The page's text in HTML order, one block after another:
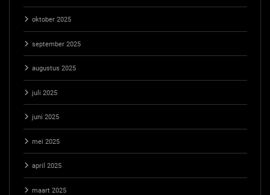
oktober 2025
september 2025
augustus 2025
juli 2025
juni 2025
mei 2025
april 2025
maart 2025